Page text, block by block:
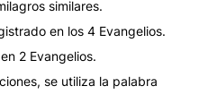
similares.
en los 4 Evangelios.
2 Evangelios.
se utiliza la palabra